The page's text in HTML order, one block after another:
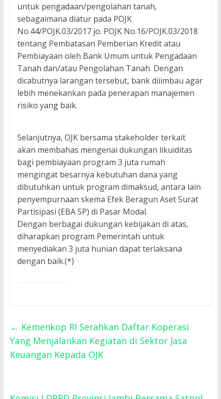
untuk pengadaan/pengolahan tanah,
sebagaimana diatur pada POJK
No.44/POJK.03/2017 jo. POJK No.16/POJK.03/2018
tentang Pembatasan Pemberian Kredit atau
Pembiayaan oleh Bank Umum untuk Pengadaan
Tanah dan/atau Pengolahan Tanah. Dengan
dicabutnya larangan tersebut, bank diiimbau agar
lebih menekankan pada penerapan manajemen
risiko yang baik.
Selanjutnya, OJK bersama stakeholder terkait
akan membahas mengenai dukungan likuiditas
bagi pembiayaan program 3 juta rumah
mengingat besarnya kebutuhan dana yang
dibutuhkan untuk program dimaksud, antara lain
penyempurnaan skema Efek Beragun Aset Surat
Partisipasi (EBA SP) di Pasar Modal.
Dengan berbagai dukungan kebijakan di atas,
diharapkan program Pemerintah untuk
menyediakan 3 juta hunian dapat terlaksana
dengan baik.(*)
← Kemenkop RI Serahkan Daftar Koperasi
Yang Menjalankan Kegiatan di Sektor Jasa
Keuangan Kepada OJK